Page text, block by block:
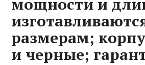
размерам;
и черные;